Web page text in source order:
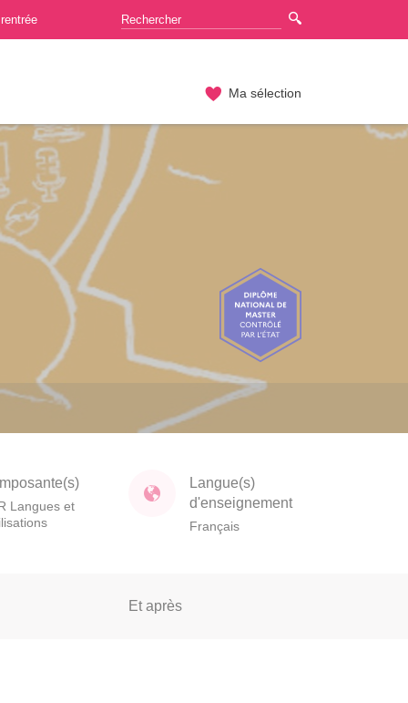
Ma sélection
Langues et
Langue(s)
d'enseignement
Français
Et après